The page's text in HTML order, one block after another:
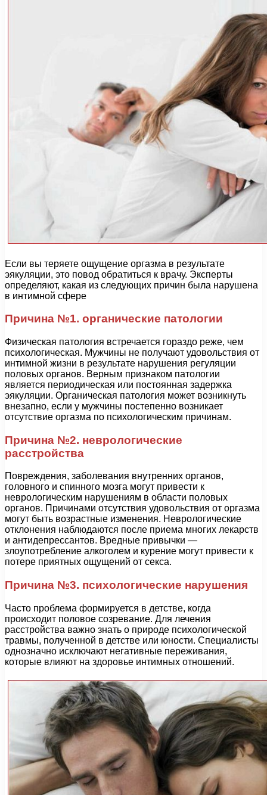
Если вы теряете ощущение оргазма в результате
эякуляции, это повод обратиться к врачу. Эксперты
определяют, какая из следующих причин была нарушена
в интимной сфере
Причина №1. органические патологии
Физическая патология встречается гораздо реже, чем
психологическая. Мужчины не получают удовольствия от
интимной жизни в результате нарушения регуляции
половых органов. Верным признаком патологии
является периодическая или постоянная задержка
эякуляции. Органическая патология может возникнуть
внезапно, если у мужчины постепенно возникает
отсутствие оргазма по психологическим причинам.
Причина №2. неврологические
расстройства
Повреждения, заболевания внутренних органов,
головного и спинного мозга могут привести к
неврологическим нарушениям в области половых
органов. Причинами отсутствия удовольствия от оргазма
могут быть возрастные изменения. Неврологические
отклонения наблюдаются после приема многих лекарств
и антидепрессантов. Вредные привычки —
злоупотребление алкоголем и курение могут привести к
потере приятных ощущений от секса.
Причина №3. психологические нарушения
Часто проблема формируется в детстве, когда
происходит половое созревание. Для лечения
расстройства важно знать о природе психологической
травмы, полученной в детстве или юности. Специалисты
однозначно исключают негативные переживания,
которые влияют на здоровье интимных отношений.